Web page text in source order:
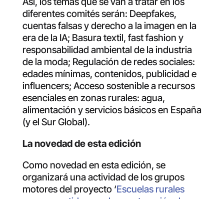
diferentes comités serán: Deepfakes,
cuentas falsas y derecho a la imagen en la
era de la IA; Basura textil, fast fashion y
responsabilidad ambiental de la industria
de la moda; Regulación de redes sociales:
edades mínimas, contenidos, publicidad e
influencers; Acceso sostenible a recursos
esenciales en zonas rurales: agua,
alimentación y servicios básicos en España
(y el Sur Global).
La novedad de esta edición
Como novedad en esta edición, se
organizará una actividad de los grupos
motores del proyecto ‘Escuelas rurales